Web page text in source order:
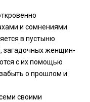
и сомнениями.
в пустыню
загадочных женщин-
с их помощью
о прошлом и
своими